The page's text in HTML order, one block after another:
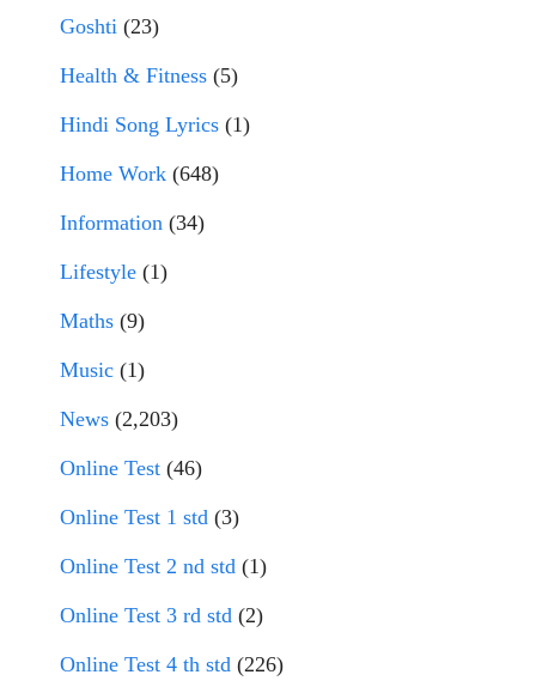
Goshti (23)
Health & Fitness (5)
Hindi Song Lyrics (1)
Home Work (648)
Information (34)
Lifestyle (1)
Maths (9)
Music (1)
News (2,203)
Online Test (46)
Online Test 1 std (3)
Online Test 2 nd std (1)
Online Test 3 rd std (2)
Online Test 4 th std (226)